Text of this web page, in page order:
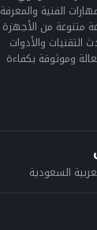
الفنية والمعرفة
متنوعة من الأجهزة
التقنيات والأدوات
وموثوقة بكفاءة
السعودية